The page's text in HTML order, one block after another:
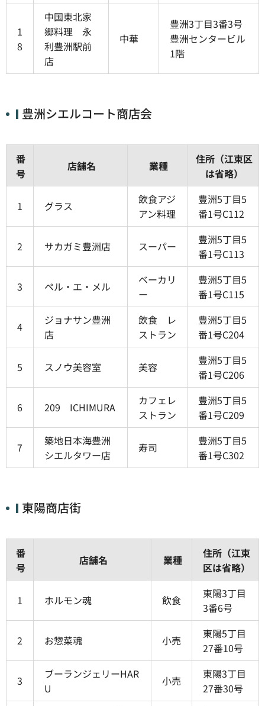
1
8
中国東北家
郷料理 永
利豊洲駅前
店
中華
豊洲3丁目3番3号
豊洲センタービル
1階
豊洲シエルコート商店会
番
号
店舗名 業種
住所（江東区
は省略）
1 グラス
飲食アジ
アン料理
豊洲5丁目5
番1号C112
2 サカガミ豊洲店 スーパー
豊洲5丁目5
番1号C113
3 ペル・エ・メル
ベーカリ
ー
豊洲5丁目5
番1号C115
4
ジョナサン豊洲
店
飲食 レ
ストラン
豊洲5丁目5
番1号C204
5 スノウ美容室 美容
豊洲5丁目5
番1号C206
6 209 ICHIMURA
カフェレ
ストラン
豊洲5丁目5
番1号C209
7
築地日本海豊洲
シエルタワー店
寿司
豊洲5丁目5
番1号C302
東陽商店街
番
号
店舗名 業種
住所（江東
区は省略）
1 ホルモン魂 飲食
東陽3丁目
3番6号
2 お惣菜魂 小売
東陽5丁目
27番10号
3
ブーランジェリーHAR
U
小売
東陽3丁目
27番30号